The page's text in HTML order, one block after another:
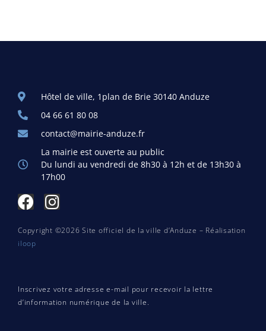
Hôtel de ville, 1plan de Brie 30140 Anduze
04 66 61 80 08
contact@mairie-anduze.fr
La mairie est ouverte au public
Du lundi au vendredi de 8h30 à 12h et de 13h30 à
17h00
Copyright ©2026 Site officiel de la ville d’Anduze – Réalisation
iloop
Inscrivez votre adresse e-mail pour recevoir la lettre
d’information numérique de la ville.